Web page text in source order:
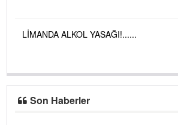
LİMANDA ALKOL YASAĞI!......
Son Haberler